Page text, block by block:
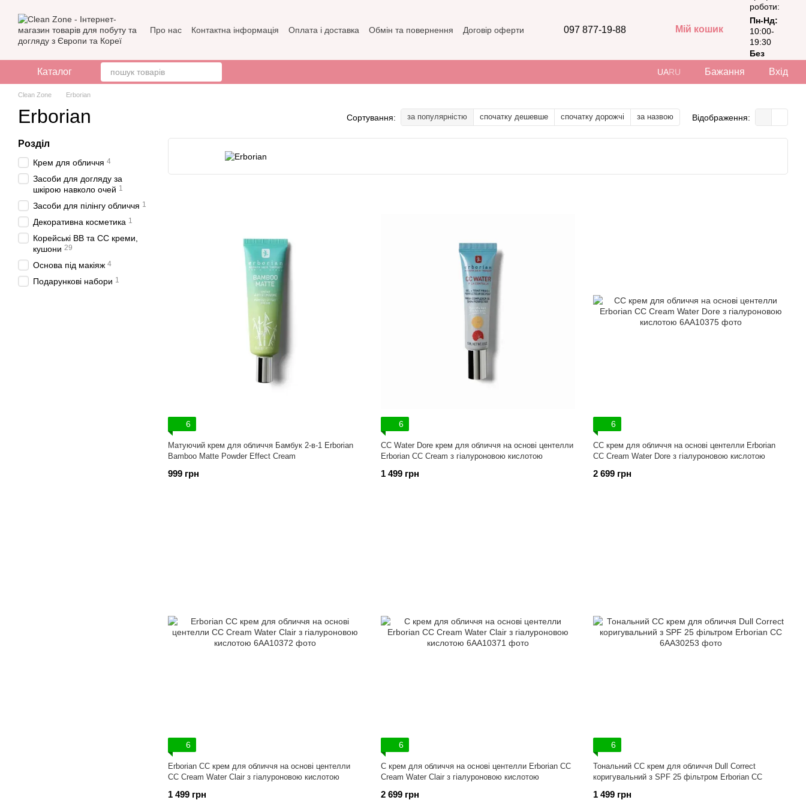
Про нас Контактна інформація Оплата і доставка Обмін та повернення
Договір оферти
097 877-19-88 Мій кошик
роботи:
Пн-Нд:
10:00-
19:30
Без
Каталог UARU Бажання Вхід
Clean Zone Erborian
Erborian Сортування: за популярністю спочатку дешевше спочатку дорожчі за назвою Відображення:
6
Матуючий крем для обличчя Бамбук 2-в-1 Erborian
Bamboo Matte Powder Effect Cream
999 грн
6
СС Water Dore крем для обличчя на основі центелли
Erborian CC Cream з гіалуроновою кислотою
1 499 грн
6
СС крем для обличчя на основі центелли Erborian
CC Cream Water Dore з гіалуроновою кислотою
2 699 грн
6
Erborian СС крем для обличчя на основі центелли
CC Cream Water Clair з гіалуроновою кислотою
1 499 грн
6
С крем для обличчя на основі центелли Erborian CC
Cream Water Clair з гіалуроновою кислотою
2 699 грн
6
Тональний СС крем для обличчя Dull Correct
коригувальний з SPF 25 фільтром Erborian CC
1 499 грн
Розділ
Крем для обличчя 4
Засоби для догляду за
шкірою навколо очей 1
Засоби для пілінгу обличчя 1
Декоративна косметика 1
Корейські ВВ та СС креми,
кушони 29
Основа під макіяж 4
Подарункові набори 1